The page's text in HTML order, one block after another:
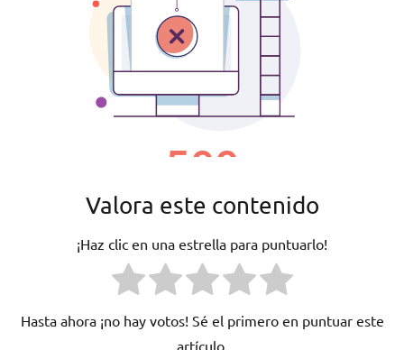
Valora este contenido
¡Haz clic en una estrella para puntuarlo!
Hasta ahora ¡no hay votos! Sé el primero en puntuar este
artículo.